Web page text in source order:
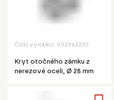
Číslo výrobku: V02962230
Kryt otočného zámku z
nerezové oceli, Ø 28 mm